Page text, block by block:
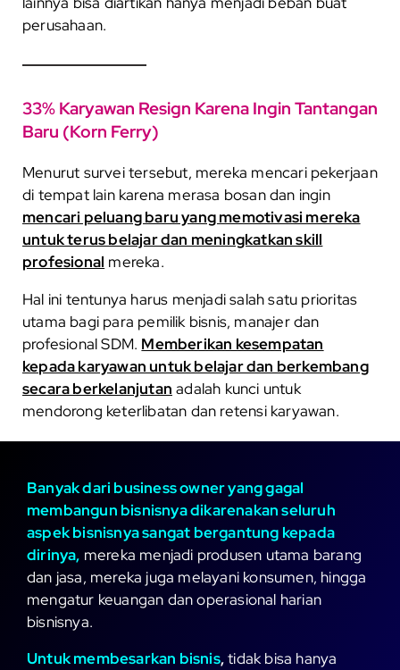
perusahaan.
33% Karyawan Resign Karena Ingin Tantangan
Baru (Korn Ferry)
Menurut survei tersebut, mereka mencari pekerjaan
di tempat lain karena merasa bosan dan ingin
mencari peluang baru yang memotivasi mereka
untuk terus belajar dan meningkatkan skill
profesional mereka.
Hal ini tentunya harus menjadi salah satu prioritas
utama bagi para pemilik bisnis, manajer dan
profesional SDM. Memberikan kesempatan
kepada karyawan untuk belajar dan berkembang
secara berkelanjutan adalah kunci untuk
mendorong keterlibatan dan retensi karyawan.
Banyak dari business owner yang gagal
membangun bisnisnya dikarenakan seluruh
aspek bisnisnya sangat bergantung kepada
dirinya, mereka menjadi produsen utama barang
dan jasa, mereka juga melayani konsumen, hingga
mengatur keuangan dan operasional harian
bisnisnya.
Untuk membesarkan bisnis,tidak bisa hanya